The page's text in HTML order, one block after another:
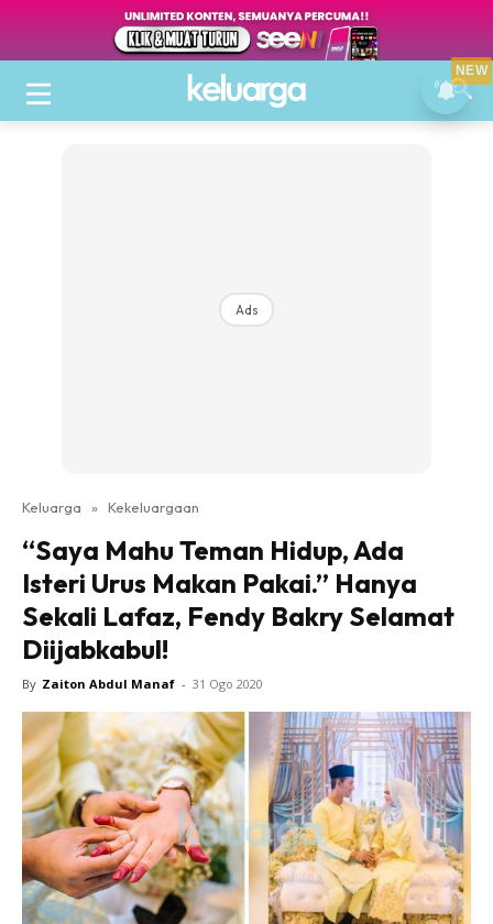
Ads
Keluarga » Kekeluargaan
“Saya Mahu Teman Hidup, Ada
Isteri Urus Makan Pakai.” Hanya
Sekali Lafaz, Fendy Bakry Selamat
Diijabkabul!
By Zaiton Abdul Manaf - 31 Ogo 2020
NEW